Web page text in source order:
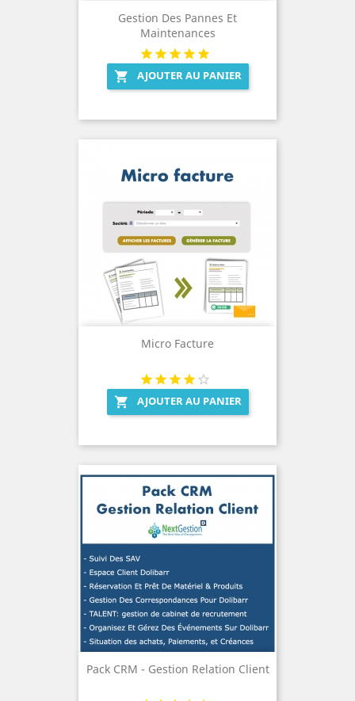
Gestion Des Pannes Et
Maintenances
 AJOUTER AU PANIER
Micro Facture
 AJOUTER AU PANIER
Pack CRM - Gestion Relation Client